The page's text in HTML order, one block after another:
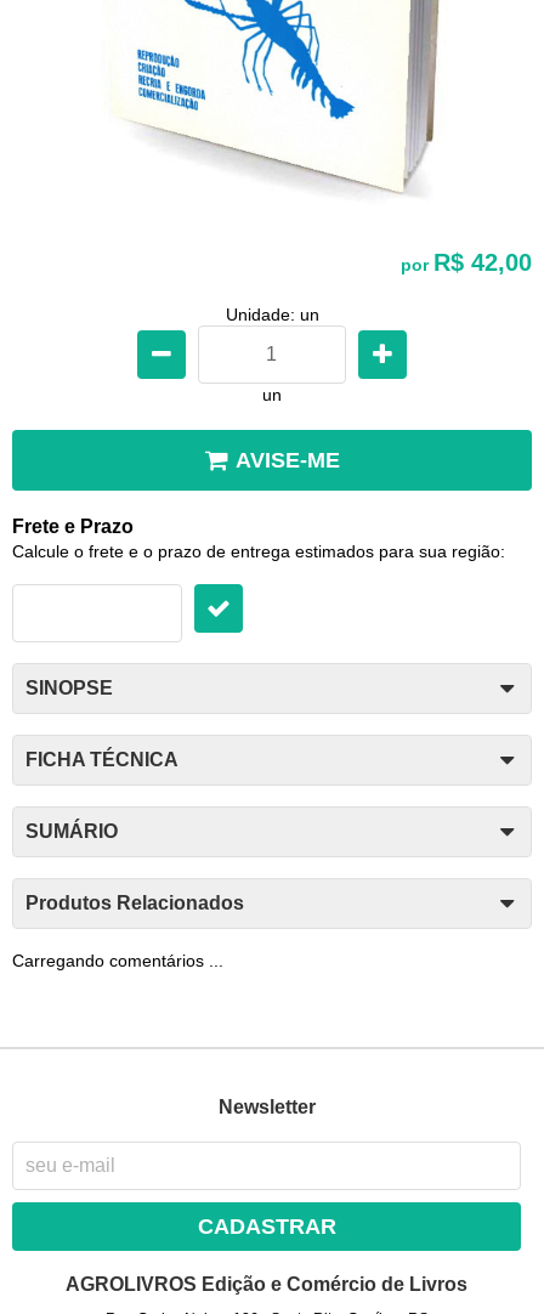
por R$ 42,00
Unidade: un
un
AVISE-ME
Frete e Prazo
Calcule o frete e o prazo de entrega estimados para sua região:
SINOPSE
FICHA TÉCNICA
SUMÁRIO
Produtos Relacionados
Carregando comentários ...
Newsletter
CADASTRAR
AGROLIVROS Edição e Comércio de Livros